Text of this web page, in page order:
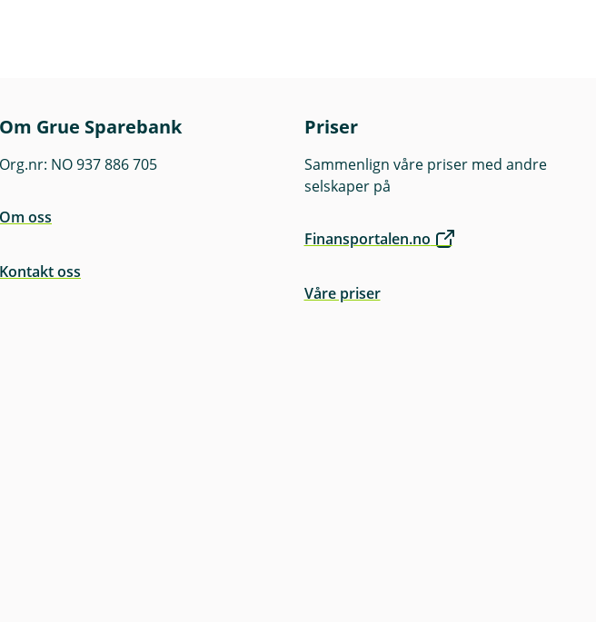
Om Grue Sparebank
Org.nr: NO 937 886 705
Om oss
Kontakt oss
Priser
Sammenlign våre priser med andre
selskaper på
Finansportalen.no
Våre priser